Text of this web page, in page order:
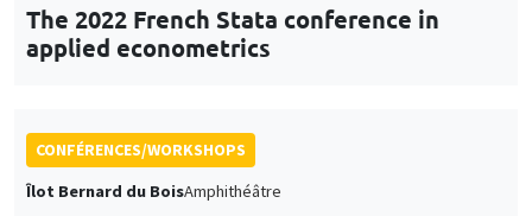
The 2022 French Stata conference in
applied econometrics
CONFÉRENCES/WORKSHOPS
Îlot Bernard du BoisAmphithéâtre